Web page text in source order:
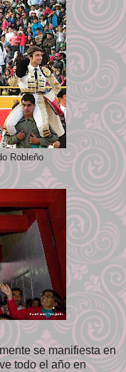
Robleño
se manifiesta en
todo el año en